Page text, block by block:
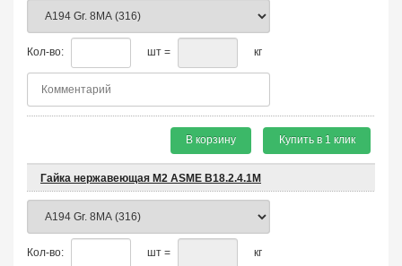
Кол-во: шт = кг
В корзину Купить в 1 клик
Гайка нержавеющая М2 ASME B18.2.4.1M
Кол-во: шт = кг